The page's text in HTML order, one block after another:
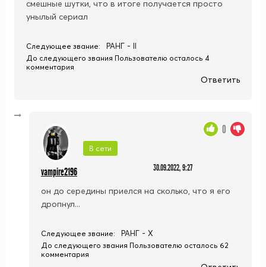
смешные шутки, что в итоге получается просто
унылый сериал
Следующее звание: РАНГ - II
До следующего звания Пользователю осталось 4
комментария
Ответить
В сети
vampire2196 30.09.2022, 9:27
он до середины приелся на сколько, что я его
дропнул...
0
Следующее звание: РАНГ - X
До следующего звания Пользователю осталось 62
комментария